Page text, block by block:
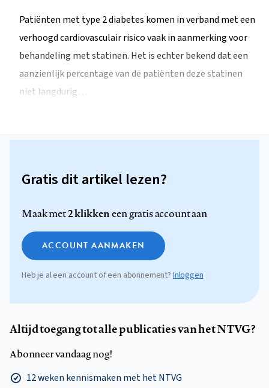
Patiënten met type 2 diabetes komen in verband met een
verhoogd cardiovasculair risico vaak in aanmerking voor
behandeling met statinen. Het is echter bekend dat een
aanzienlijk percentage van de patiënten deze statinen
niet langdurig…
Gratis dit artikel lezen?
Maak met2 klikkeneen gratis account aan
ACCOUNT AANMAKEN
Heb je al een account of een abonnement? Inloggen
Altijd toegang tot alle publicaties van het NTVG?
Abonneer vandaag nog!
12 weken kennismaken met het NTVG